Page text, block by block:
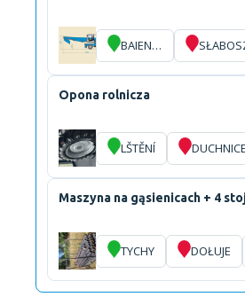
BAIENFURT
Opona rolnicza
LŠTĚNÍ DUCHNICE
Maszyna na gąsienicach + 4
TYCHY DOŁUJE